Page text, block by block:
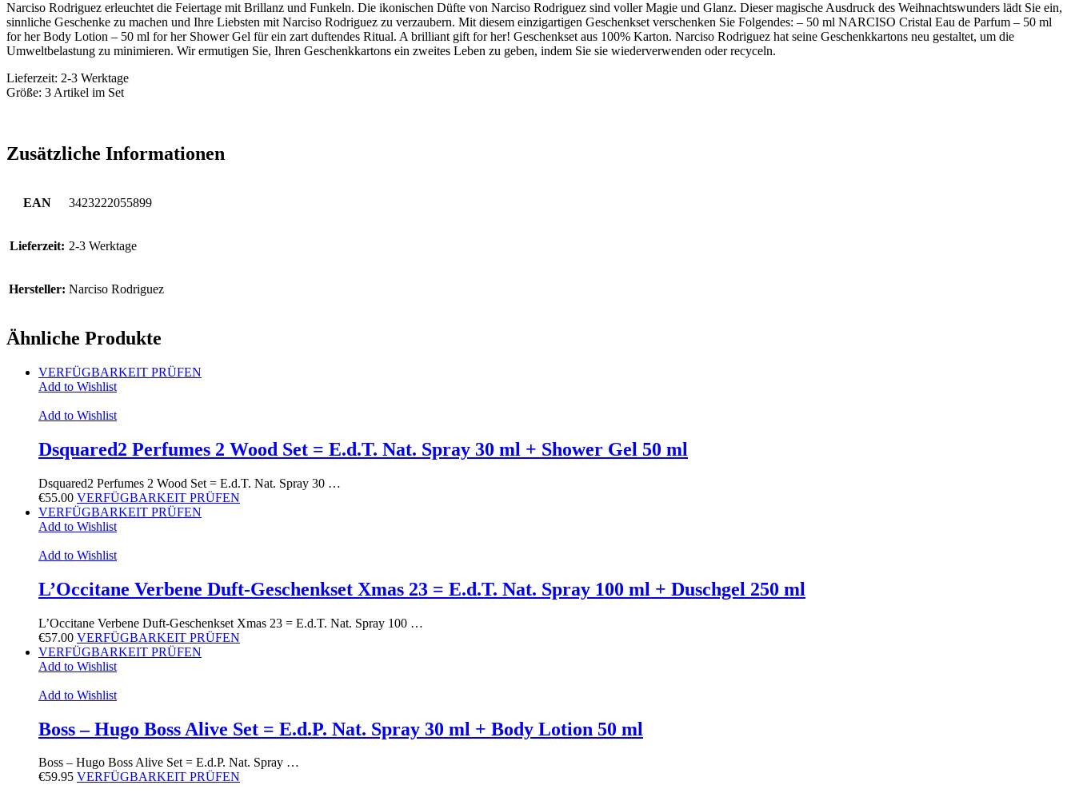
Narciso Rodriguez erleuchtet die Feiertage mit Brillanz und Funkeln. Die ikonischen Düfte von Narciso Rodriguez sind voller Magie und Glanz. Dieser magische Ausdruck des Weihnachtswunders lädt Sie ein,
sinnliche Geschenke zu machen und Ihre Liebsten mit Narciso Rodriguez zu verzaubern. Mit diesem einzigartigen Geschenkset verschenken Sie Folgendes: – 50 ml NARCISO Cristal Eau de Parfum – 50 ml
for her Body Lotion – 50 ml for her Shower Gel für ein zart duftendes Ritual. A brilliant gift for her! Geschenkset aus 100% Karton. Narciso Rodriguez hat seine Geschenkkartons neu gestaltet, um die
Umweltbelastung zu minimieren. Wir ermutigen Sie, Ihren Geschenkkartons ein zweites Leben zu geben, indem Sie sie wiederverwenden oder recyceln.
Lieferzeit: 2-3 Werktage
Größe: 3 Artikel im Set
Zusätzliche Informationen
EAN 3423222055899
Lieferzeit: 2-3 Werktage
Hersteller: Narciso Rodriguez
Ähnliche Produkte
VERFÜGBARKEIT PRÜFEN
Add to Wishlist
Add to Wishlist
Dsquared2 Perfumes 2 Wood Set = E.d.T. Nat. Spray 30 ml + Shower Gel 50 ml
Dsquared2 Perfumes 2 Wood Set = E.d.T. Nat. Spray 30 …
€55.00 VERFÜGBARKEIT PRÜFEN
VERFÜGBARKEIT PRÜFEN
Add to Wishlist
Add to Wishlist
L’Occitane Verbene Duft-Geschenkset Xmas 23 = E.d.T. Nat. Spray 100 ml + Duschgel 250 ml
L’Occitane Verbene Duft-Geschenkset Xmas 23 = E.d.T. Nat. Spray 100 …
€57.00 VERFÜGBARKEIT PRÜFEN
VERFÜGBARKEIT PRÜFEN
Add to Wishlist
Add to Wishlist
Boss – Hugo Boss Alive Set = E.d.P. Nat. Spray 30 ml + Body Lotion 50 ml
Boss – Hugo Boss Alive Set = E.d.P. Nat. Spray …
€59.95 VERFÜGBARKEIT PRÜFEN